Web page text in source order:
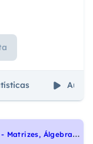
Aulas
U
FMS 2018 - Matemática - Matrizes, Álgebra Linear